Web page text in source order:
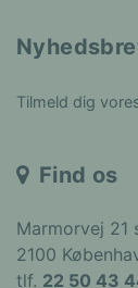
Tilmeld dig
Find os
Marmorvej 21
2100
tlf. 22 50 43